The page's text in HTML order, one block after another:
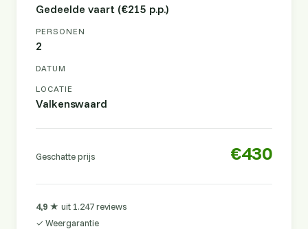
Gedeelde vaart (€215 p.p.)
PERSONEN
2
DATUM
LOCATIE
Valkenswaard
Geschatte prijs €430
4,9 ★ uit 1.247 reviews
✓ Weergarantie